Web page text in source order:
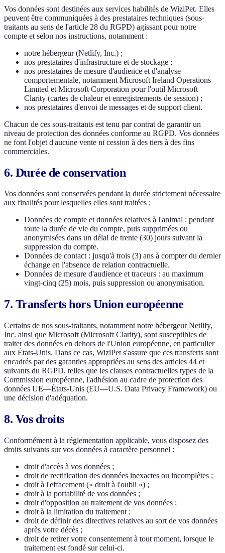
Vos données sont destinées aux services habilités de WiziPet. Elles
peuvent être communiquées à des prestataires techniques (sous-
traitants au sens de l'article 28 du RGPD) agissant pour notre
compte et selon nos instructions, notamment :
notre hébergeur (Netlify, Inc.) ;
nos prestataires d'infrastructure et de stockage ;
nos prestataires de mesure d'audience et d'analyse
comportementale, notamment Microsoft Ireland Operations
Limited et Microsoft Corporation pour l'outil Microsoft
Clarity (cartes de chaleur et enregistrements de session) ;
nos prestataires d'envoi de messages et de support client.
Chacun de ces sous-traitants est tenu par contrat de garantir un
niveau de protection des données conforme au RGPD. Vos données
ne font l'objet d'aucune vente ni cession à des tiers à des fins
commerciales.
6. Durée de conservation
Vos données sont conservées pendant la durée strictement nécessaire
aux finalités pour lesquelles elles sont traitées :
Données de compte et données relatives à l'animal : pendant
toute la durée de vie du compte, puis supprimées ou
anonymisées dans un délai de trente (30) jours suivant la
suppression du compte.
Données de contact : jusqu'à trois (3) ans à compter du dernier
échange en l'absence de relation contractuelle.
Données de mesure d'audience et traceurs : au maximum
vingt-cinq (25) mois, puis suppression ou anonymisation.
7. Transferts hors Union européenne
Certains de nos sous-traitants, notamment notre hébergeur Netlify,
Inc. ainsi que Microsoft (Microsoft Clarity), sont susceptibles de
traiter des données en dehors de l'Union européenne, en particulier
aux États-Unis. Dans ce cas, WiziPet s'assure que ces transferts sont
encadrés par des garanties appropriées au sens des articles 44 et
suivants du RGPD, telles que les clauses contractuelles types de la
Commission européenne, l'adhésion au cadre de protection des
données UE—États-Unis (EU—U.S. Data Privacy Framework) ou
une décision d'adéquation.
8. Vos droits
Conformément à la réglementation applicable, vous disposez des
droits suivants sur vos données à caractère personnel :
droit d'accès à vos données ;
droit de rectification des données inexactes ou incomplètes ;
droit à l'effacement (« droit à l'oubli ») ;
droit à la portabilité de vos données ;
droit d'opposition au traitement de vos données ;
droit à la limitation du traitement ;
droit de définir des directives relatives au sort de vos données
après votre décès ;
droit de retirer votre consentement à tout moment, lorsque le
traitement est fondé sur celui-ci.